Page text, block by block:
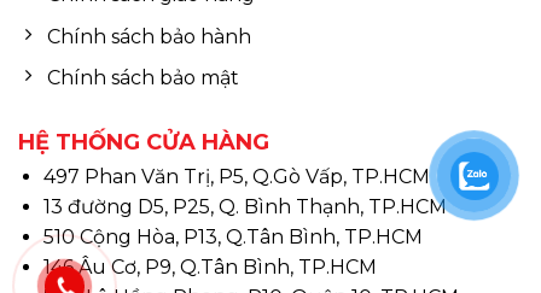
Chính sách bảo hành
Chính sách bảo mật
HỆ THỐNG CỬA HÀNG
497 Phan Văn Trị, P5, Q.Gò Vấp, TP.HCM
13 đường D5, P25, Q. Bình Thạnh, TP.HCM
510 Cộng Hòa, P13, Q.Tân Bình, TP.HCM
146 Âu Cơ, P9, Q.Tân Bình, TP.HCM